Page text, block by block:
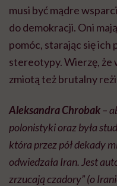
musi być mądre
do demokracji. Oni
pomóc, starając się ich
stereotypy. Wierzę, że
zmiotą też brutalny
Aleksandra Chrobak–
polonistyki oraz była
która przez pół dekady
odwiedzała Iran. Jest
zrzucają czadory” (o